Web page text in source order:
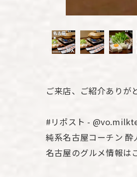
ご来店、ご紹介ありが
#リポスト -
純系名古屋コーチン
名古屋のグルメ情報